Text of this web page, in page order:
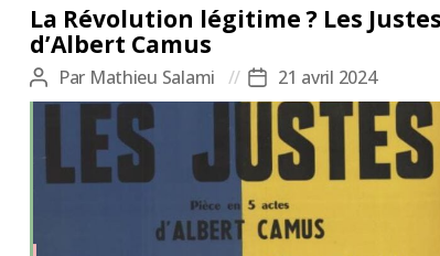
La Révolution légitime ? Les Justes
d’Albert Camus
Auteur
de
Par Mathieu Salami
Date
de
l’article
21 avril 2024